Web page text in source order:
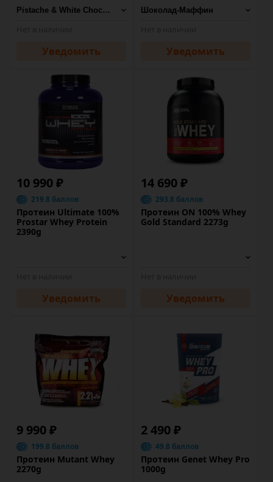
Уведомить Уведомить
10 990 ₽
219.8 баллов
Протеин Ultimate 100%
Prostar Whey Protein
2390g
Уведомить
14 690 ₽
293.8 баллов
Протеин ON 100% Whey
Gold Standard 2273g
Уведомить
9 990 ₽
199.8 баллов
Протеин Mutant Whey
2270g
2 490 ₽
49.8 баллов
Протеин Genet Whey Pro
1000g